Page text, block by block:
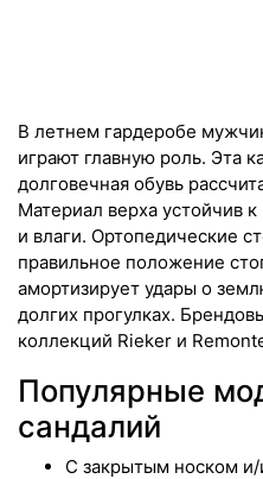
В летнем гардеробе
играют главную роль. Эта
долговечная обувь
Материал верха устойчив
и влаги. Ортопедические
правильное положение
амортизирует удары о
долгих прогулках.
коллекций Rieker и
Популярные
сандалий
С закрытым носком и/